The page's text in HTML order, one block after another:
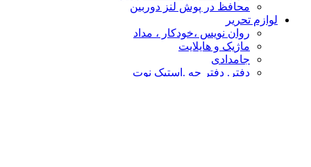
محافظ در پوش لنز دوربین
لوازم تحریر
روان نویس ،خودکار ، مداد
ماژیک و هایلایت
جامدادی
دفتر. دفتر چه .استیک نوت